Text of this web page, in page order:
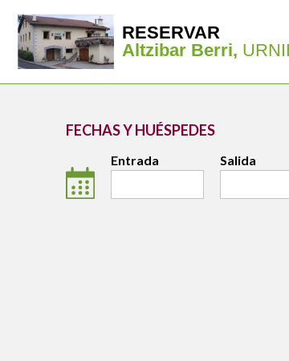
RESERVAR
Altzibar Berri,
FECHAS Y HUÉSPEDES
Entrada Salida